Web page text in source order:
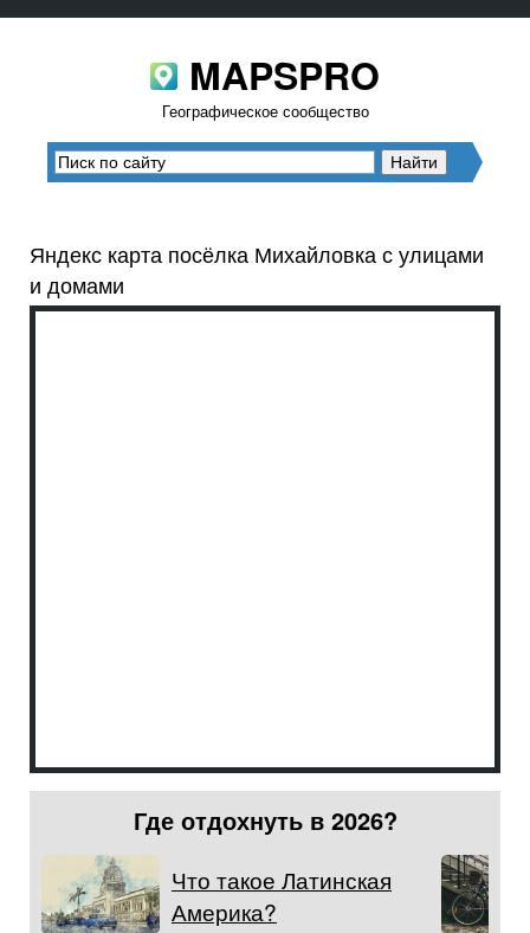
MAPSPRO
Географическое сообщество
Яндекс карта посёлка Михайловка с улицами
и домами
Где отдохнуть в 2026?
Что такое Латинская
Америка?